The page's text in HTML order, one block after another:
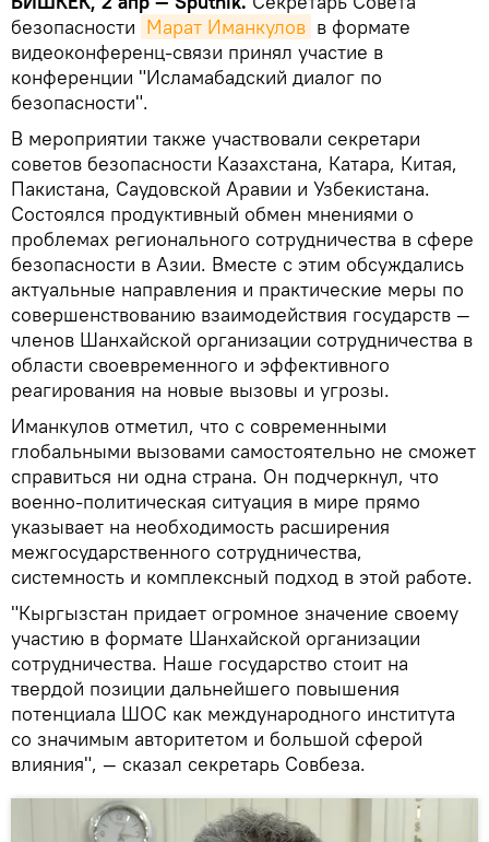
безопасности Марат Иманкулов в формате
видеоконференц-связи принял участие в
конференции "Исламабадский диалог по
безопасности".
В мероприятии также участвовали секретари
советов безопасности Казахстана, Катара, Китая,
Пакистана, Саудовской Аравии и Узбекистана.
Состоялся продуктивный обмен мнениями о
проблемах регионального сотрудничества в сфере
безопасности в Азии. Вместе с этим обсуждались
актуальные направления и практические меры по
совершенствованию взаимодействия государств —
членов Шанхайской организации сотрудничества в
области своевременного и эффективного
реагирования на новые вызовы и угрозы.
Иманкулов отметил, что с современными
глобальными вызовами самостоятельно не сможет
справиться ни одна страна. Он подчеркнул, что
военно-политическая ситуация в мире прямо
указывает на необходимость расширения
межгосударственного сотрудничества,
системность и комплексный подход в этой работе.
"Кыргызстан придает огромное значение своему
участию в формате Шанхайской организации
сотрудничества. Наше государство стоит на
твердой позиции дальнейшего повышения
потенциала ШОС как международного института
со значимым авторитетом и большой сферой
влияния", — сказал секретарь Совбеза.